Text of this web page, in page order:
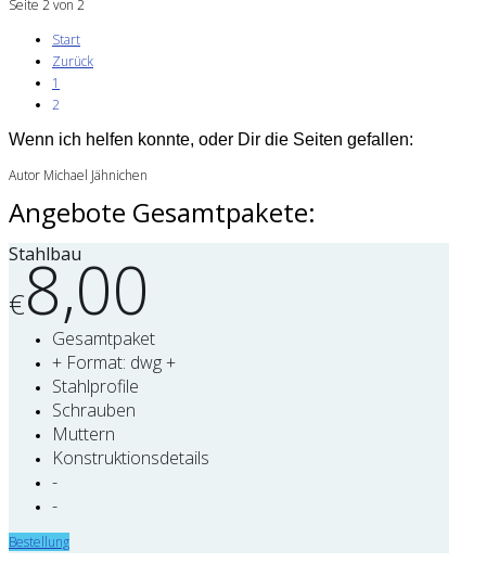
Seite 2 von 2
Start
Zurück
1
2
Wenn ich helfen konnte, oder Dir die Seiten gefallen:
Autor Michael Jähnichen
Angebote Gesamtpakete:
Stahlbau
€8,00
Gesamtpaket
+ Format: dwg +
Stahlprofile
Schrauben
Muttern
Konstruktionsdetails
-
-
Bestellung